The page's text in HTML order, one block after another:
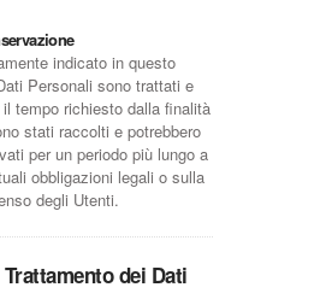
indicato in questo
Personali sono trattati e
tempo richiesto dalla finalità
stati raccolti e potrebbero
per un periodo più lungo a
obbligazioni legali o sulla
degli Utenti.
dei Dati